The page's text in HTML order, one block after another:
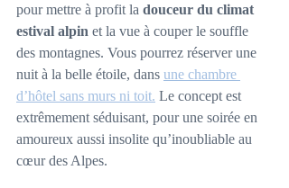
pour mettre à profit la douceur du climat
estival alpin et la vue à couper le souffle
des montagnes. Vous pourrez réserver une
nuit à la belle étoile, dans une chambre
d’hôtel sans murs ni toit. Le concept est
extrêmement séduisant, pour une soirée en
amoureux aussi insolite qu’inoubliable au
cœur des Alpes.